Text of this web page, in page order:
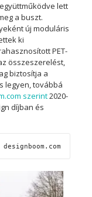
lett
a buszt.
új moduláris
ki
PET-
összeszerelést,
biztosítja a
legyen, továbbá
szerint2020-
díjban és